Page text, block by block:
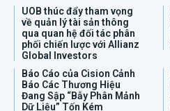
UOB thúc đẩy tham vọng
về quản lý tài sản thông
qua quan hệ đối tác phân
phối chiến lược với Allianz
Global Investors
Báo Cáo của Cision Cảnh
Báo Các Thương Hiệu
Đang Sập “Bẫy Phân Mảnh
Dữ Liệu” Tốn Kém